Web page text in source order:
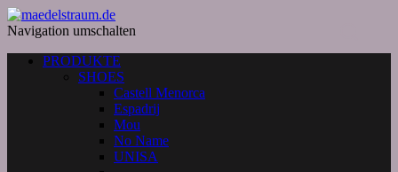
Navigation umschalten
PRODUKTE
SHOES
Castell Menorca
Espadrij
Mou
No Name
UNISA